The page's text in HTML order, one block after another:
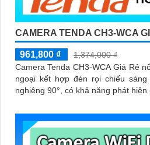
CAMERA TENDA CH3-WCA
961,800 ₫
1,374,000 ₫
Camera Tenda CH3-WCA Giá Rẻ
ngoại kết hợp đèn rọi chiếu sáng tầm xa 30m.
nghiêng 90°, có khả năng phát